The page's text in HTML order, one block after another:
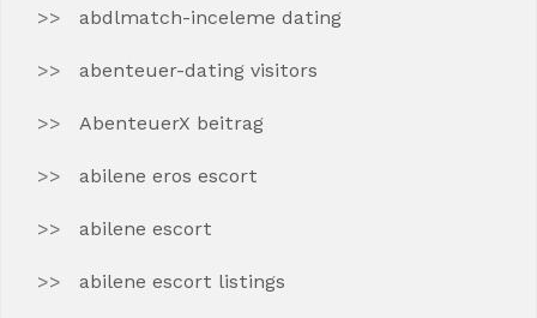
abdlmatch-inceleme dating
abenteuer-dating visitors
AbenteuerX beitrag
abilene eros escort
abilene escort
abilene escort listings